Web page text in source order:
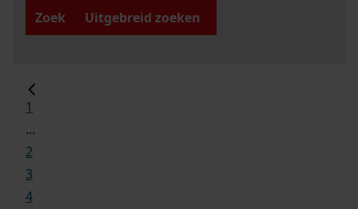
Zoek
Uitgebreid zoeken
1
...
2
3
4